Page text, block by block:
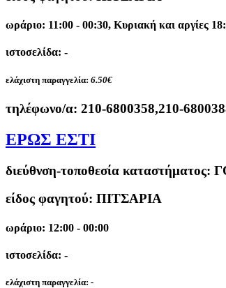
ωράριο: 11:00 - 00:30, Κυριακή και αργίες
ιστοσελίδα: -
ελάχιστη παραγγελία: 6.50€
τηλέφωνο/α: 210-6800358,210-
ΕΡΩΣ ΕΣΤΙ
διεύθνση-τοποθεσία καταστήματος:
είδος φαγητού: ΠΙΤΣΑΡΙΑ
ωράριο: 12:00 - 00:00
ιστοσελίδα: -
ελάχιστη παραγγελία: -